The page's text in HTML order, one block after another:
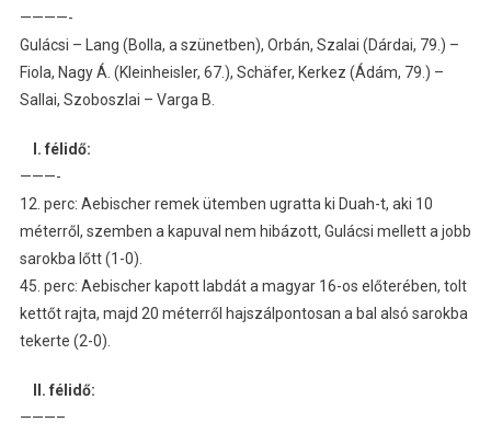
————-
Gulácsi – Lang (Bolla, a szünetben), Orbán, Szalai (Dárdai, 79.) –
Fiola, Nagy Á. (Kleinheisler, 67.), Schäfer, Kerkez (Ádám, 79.) –
Sallai, Szoboszlai – Varga B.
I. félidő:
———-
12. perc: Aebischer remek ütemben ugratta ki Duah-t, aki 10
méterről, szemben a kapuval nem hibázott, Gulácsi mellett a jobb
sarokba lőtt (1-0).
45. perc: Aebischer kapott labdát a magyar 16-os előterében, tolt
kettőt rajta, majd 20 méterről hajszálpontosan a bal alsó sarokba
tekerte (2-0).
II. félidő:
———–